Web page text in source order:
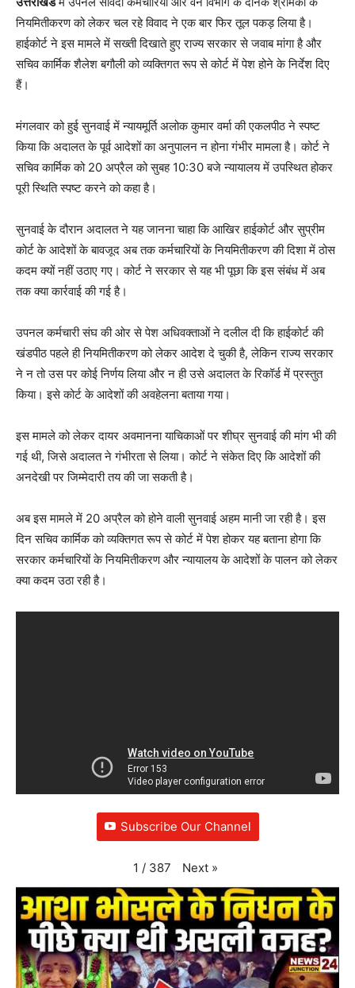
नियमितीकरण को लेकर चल रहे विवाद ने एक बार फिर तूल पकड़ लिया है।
हाईकोर्ट ने इस मामले में सख्ती दिखाते हुए राज्य सरकार से जवाब मांगा है और
सचिव कार्मिक शैलेश बगौली को व्यक्तिगत रूप से कोर्ट में पेश होने के निर्देश दिए
हैं।
मंगलवार को हुई सुनवाई में न्यायमूर्ति अलोक कुमार वर्मा की एकलपीठ ने स्पष्ट
किया कि अदालत के पूर्व आदेशों का अनुपालन न होना गंभीर मामला है। कोर्ट ने
सचिव कार्मिक को 20 अप्रैल को सुबह 10:30 बजे न्यायालय में उपस्थित होकर
पूरी स्थिति स्पष्ट करने को कहा है।
सुनवाई के दौरान अदालत ने यह जानना चाहा कि आखिर हाईकोर्ट और सुप्रीम
कोर्ट के आदेशों के बावजूद अब तक कर्मचारियों के नियमितीकरण की दिशा में ठोस
कदम क्यों नहीं उठाए गए। कोर्ट ने सरकार से यह भी पूछा कि इस संबंध में अब
तक क्या कार्रवाई की गई है।
उपनल कर्मचारी संघ की ओर से पेश अधिवक्ताओं ने दलील दी कि हाईकोर्ट की
खंडपीठ पहले ही नियमितीकरण को लेकर आदेश दे चुकी है, लेकिन राज्य सरकार
ने न तो उस पर कोई निर्णय लिया और न ही उसे अदालत के रिकॉर्ड में प्रस्तुत
किया। इसे कोर्ट के आदेशों की अवहेलना बताया गया।
इस मामले को लेकर दायर अवमानना याचिकाओं पर शीघ्र सुनवाई की मांग भी की
गई थी, जिसे अदालत ने गंभीरता से लिया। कोर्ट ने संकेत दिए कि आदेशों की
अनदेखी पर जिम्मेदारी तय की जा सकती है।
अब इस मामले में 20 अप्रैल को होने वाली सुनवाई अहम मानी जा रही है। इस
दिन सचिव कार्मिक को व्यक्तिगत रूप से कोर्ट में पेश होकर यह बताना होगा कि
सरकार कर्मचारियों के नियमितीकरण और न्यायालय के आदेशों के पालन को लेकर
क्या कदम उठा रही है।
Subscribe Our Channel
1 / 387 Next »